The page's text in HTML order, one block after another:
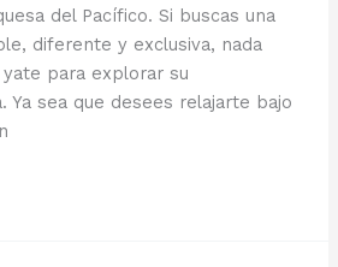
del Pacífico. Si buscas una
diferente y exclusiva, nada
para explorar su
Ya sea que desees relajarte bajo